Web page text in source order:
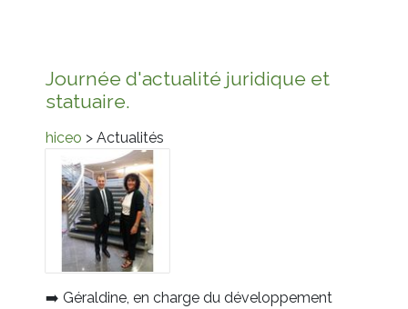
Journée d'actualité juridique et
statuaire.
hiceo > Actualités
➡️ Géraldine, en charge du développement